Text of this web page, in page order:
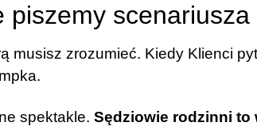
piszemy scenariusza
musisz zrozumieć. Kiedy Klienci
spektakle. Sędziowie rodzinni